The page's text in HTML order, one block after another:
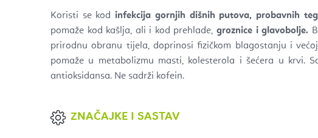
Koristi se kod infekcija gornjih dišnih putova, probavnih
pomaže kod kašlja, ali i kod prehlade,groznice i glavobolje.
prirodnu obranu tijela, doprinosi fizičkom blagostanju i
pomaže u metabolizmu masti, kolesterola i šećera u krvi.
antioksidansa. Ne sadrži kofein.
ZNAČAJKE I SASTAV